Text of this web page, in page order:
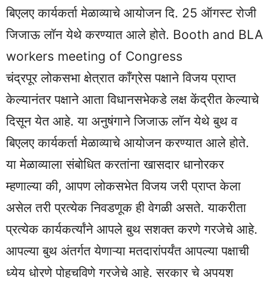
बिएलए कार्यकर्ता मेळाव्याचे आयोजन दि. 25 ऑगस्ट रोजी
जिजाऊ लॉन येथे करण्यात आले होते. Booth and BLA
workers meeting of Congress
चंद्रपूर लोकसभा क्षेत्रात काँग्रेस पक्षाने विजय प्राप्त
केल्यानंतर पक्षाने आता विधानसभेकडे लक्ष केंद्रीत केल्याचे
दिसून येत आहे. या अनुषंगाने जिजाऊ लॉन येथे बुथ व
बिएलए कार्यकर्ता मेळाव्याचे आयोजन करण्यात आले होते.
या मेळाव्याला संबोधित करतांना खासदार धानोरकर
म्हणाल्या की, आपण लोकसभेत विजय जरी प्राप्त केला
असेल तरी प्रत्येक निवडणूक ही वेगळी असते. याकरीता
प्रत्येक कार्यकर्त्यांने आपले बुथ सशक्त करणे गरजेचे आहे.
आपल्या बुथ अंतर्गत येणाऱ्या मतदारांपर्यंत आपल्या पक्षाची
ध्येय धोरणे पोहचविणे गरजेचे आहे. सरकार चे अपयश